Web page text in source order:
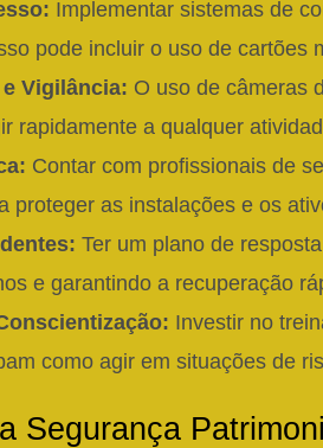
Implementar sistemas de
pode incluir o uso de cartões
Vigilância: O uso de câmeras
rapidamente a qualquer
Contar com profissionais de
proteger as instalações e os
Ter um plano de
e garantindo a recuperação
Investir no
como agir em situações de
Segurança